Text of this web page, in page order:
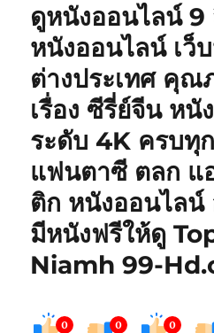
ดูหนังออนไลน์
หนังออนไลน์ เว็
ต่างประเทศ คุ
เรื่อง ซีรี่ย์จีน ห
ระดับ 4K ครบทุ
แฟนตาซี ตลก แ
ติก หนังออนไล
มีหนังฟรีให้ดู
Niamh 99-
0 0 0